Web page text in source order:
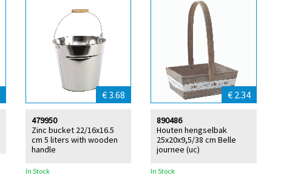
€ 3.68
Zinc bucket 22/16x16.5
cm 5 liters with wooden
handle
479950
In Stock
€ 2.34
Houten hengselbak
25x20x9,5/38 cm Belle
journee (uc)
890486
In Stock